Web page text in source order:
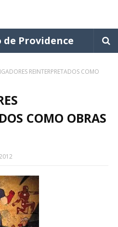
Providence
REINTERPRETADOS COMO
COMO OBRAS